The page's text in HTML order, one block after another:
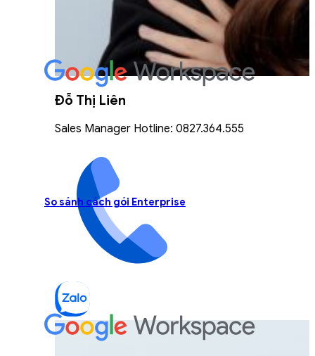
Đỗ Thị Liên
Sales Manager Hotline: 0827.364.555
So sánh cách gói Enterprise